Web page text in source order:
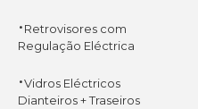
·Retrovisores com
Regulação Eléctrica
·Vidros Eléctricos
Dianteiros + Traseiros